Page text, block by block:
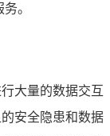
。
大量的数据交互
安全隐患和数据